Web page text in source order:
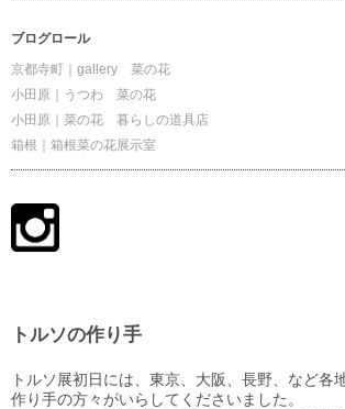
ブログロール
京都寺町｜gallery 菜の花
小田原｜うつわ 菜の花
小田原｜菜の花 暮らしの道具店
箱根｜箱根菜の花展示室
トルソの作り手
トルソ展初日には、東京、大阪、長野、など各
作り手の方々がいらしてくださいました。